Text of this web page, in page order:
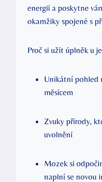
energií a poskytne
okamžiky spojené s
Proč si užít úplněk u
Unikátní pohled
měsícem
Zvuky přírody,
uvolnění
Mozek si
naplní se novou